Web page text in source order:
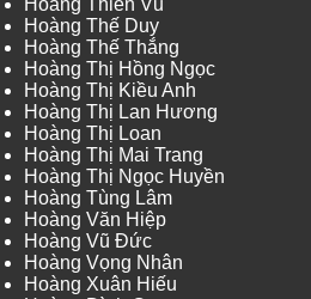
Hoàng Thiên Vũ
Hoàng Thế Duy
Hoàng Thế Thắng
Hoàng Thị Hồng Ngọc
Hoàng Thị Kiều Anh
Hoàng Thị Lan Hương
Hoàng Thị Loan
Hoàng Thị Mai Trang
Hoàng Thị Ngọc Huyền
Hoàng Tùng Lâm
Hoàng Văn Hiệp
Hoàng Vũ Đức
Hoàng Vọng Nhân
Hoàng Xuân Hiếu